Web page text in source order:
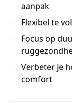
aanpak
Flexibel te
Focus op
Verbeter je
comfort